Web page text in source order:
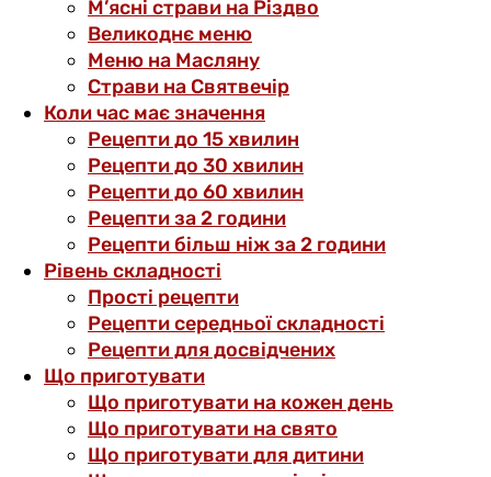
М’ясні страви на Різдво
Великоднє меню
Меню на Масляну
Страви на Святвечір
Коли час має значення
Рецепти до 15 хвилин
Рецепти до 30 хвилин
Рецепти до 60 хвилин
Рецепти за 2 години
Рецепти більш ніж за 2 години
Рівень складності
Прості рецепти
Рецепти середньої складності
Рецепти для досвідчених
Що приготувати
Що приготувати на кожен день
Що приготувати на свято
Що приготувати для дитини